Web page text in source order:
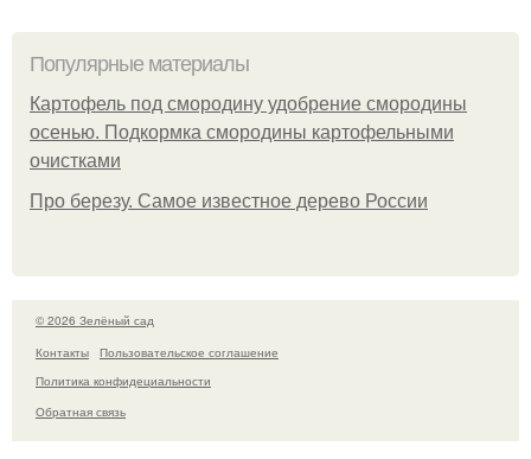
Популярные материалы
Картофель под смородину удобрение смородины
осенью. Подкормка смородины картофельными
очистками
Про березу. Самое известное дерево России
© 2026 Зелёный сад
Контакты
Пользовательское соглашение
Политика конфидециальности
Обратная связь